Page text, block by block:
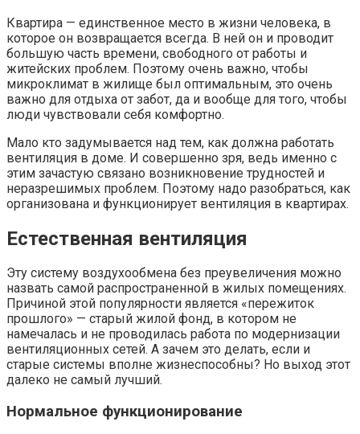
Квартира — единственное место в жизни человека, в
которое он возвращается всегда. В ней он и проводит
большую часть времени, свободного от работы и
житейских проблем. Поэтому очень важно, чтобы
микроклимат в жилище был оптимальным, это очень
важно для отдыха от забот, да и вообще для того, чтобы
люди чувствовали себя комфортно.
Мало кто задумывается над тем, как должна работать
вентиляция в доме. И совершенно зря, ведь именно с
этим зачастую связано возникновение трудностей и
неразрешимых проблем. Поэтому надо разобраться, как
организована и функционирует вентиляция в квартирах.
Естественная вентиляция
Эту систему воздухообмена без преувеличения можно
назвать самой распространенной в жилых помещениях.
Причиной этой популярности является «пережиток
прошлого» — старый жилой фонд, в котором не
намечалась и не проводилась работа по модернизации
вентиляционных сетей. А зачем это делать, если и
старые системы вполне жизнеспособны? Но выход этот
далеко не самый лучший.
Нормальное функционирование